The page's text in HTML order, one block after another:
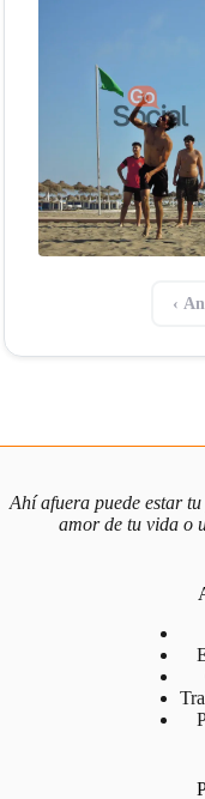
‹
Ahí afuera puede estar
amor de tu vida o